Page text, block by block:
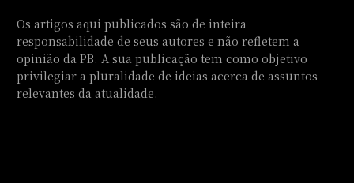
Os artigos aqui publicados são de inteira
responsabilidade de seus autores e não refletem a
opinião da PB. A sua publicação tem como objetivo
privilegiar a pluralidade de ideias acerca de assuntos
relevantes da atualidade.